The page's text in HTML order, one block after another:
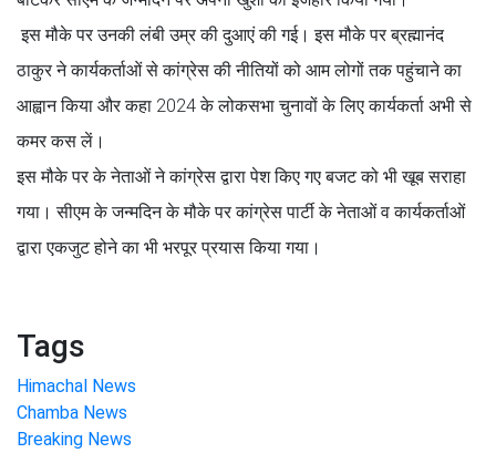
इस मौके पर उनकी लंबी उम्र की दुआएं की गई। इस मौके पर ब्रह्मानंद
ठाकुर ने कार्यकर्ताओं से कांग्रेस की नीतियों को आम लोगों तक पहुंचाने का
आह्वान किया और कहा 2024 के लोकसभा चुनावों के लिए कार्यकर्ता अभी से
कमर कस लें।
इस मौके पर के नेताओं ने कांग्रेस द्वारा पेश किए गए बजट को भी खूब सराहा
गया। सीएम के जन्मदिन के मौके पर कांग्रेस पार्टी के नेताओं व कार्यकर्ताओं
द्वारा एकजुट होने का भी भरपूर प्रयास किया गया।
Tags
Himachal News
Chamba News
Breaking News